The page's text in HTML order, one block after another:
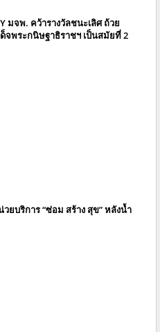
มจพ. คว้ารางวัลชนะเลิศ ถ้วย
จพระกนิษฐาธิราชฯ เป็นสมัยที่ 2
บริการ “ซ่อม สร้าง สุข” หลังน้ำ